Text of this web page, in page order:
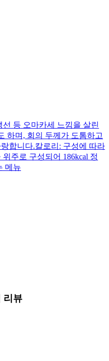
등 오마카세 느낌을 살린
하며, 회의 두께가 도톰하고
합니다.칼로리: 구성에 따라
주로 구성되어 186kcal 정
메뉴
리뷰